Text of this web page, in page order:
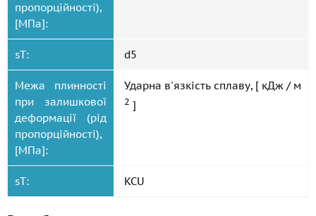
пропорційності),
[МПа]:
sT: d5
Межа плинності
при залишкової
деформації (рід
пропорційності),
[МПа]:
Ударна в'язкість сплаву, [ кДж / м
2 ]
sT: KCU